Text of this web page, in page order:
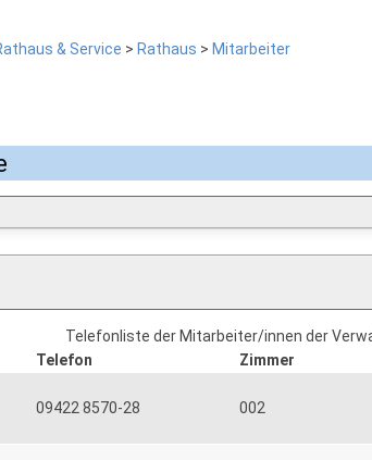
& Service > Rathaus > Mitarbeiter
Telefonliste der Mitarbeiter/innen der
Telefon Zimmer
09422 8570-28
002